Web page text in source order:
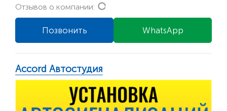
Отзывов о компании:
WhatsApp
Позвонить
Accord Автостудия